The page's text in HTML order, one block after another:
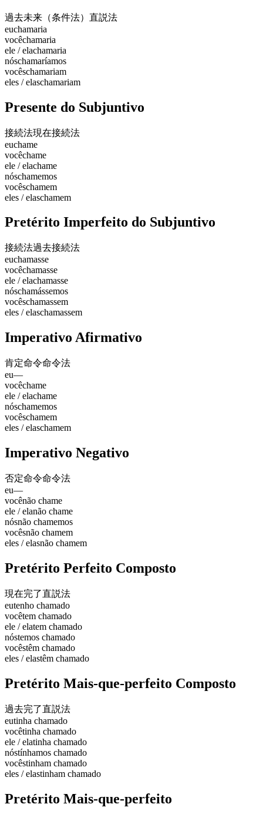
過去未来（条件法） 直説法
euchamaria
vocêchamaria
ele / elachamaria
nóschamaríamos
vocêschamariam
eles / elaschamariam
Presente do Subjuntivo
接続法現在接続法
euchame
vocêchame
ele / elachame
nóschamemos
vocêschamem
eles / elaschamem
Pretérito Imperfeito do Subjuntivo
接続法過去接続法
euchamasse
vocêchamasse
ele / elachamasse
nóschamássemos
vocêschamassem
eles / elaschamassem
Imperativo Afirmativo
肯定命令命令法
eu—
vocêchame
ele / elachame
nóschamemos
vocêschamem
eles / elaschamem
Imperativo Negativo
否定命令命令法
eu—
vocênão chame
ele / elanão chame
nósnão chamemos
vocêsnão chamem
eles / elasnão chamem
Pretérito Perfeito Composto
現在完了直説法
eutenho chamado
vocêtem chamado
ele / elatem chamado
nóstemos chamado
vocêstêm chamado
eles / elastêm chamado
Pretérito Mais-que-perfeito Composto
過去完了直説法
eutinha chamado
vocêtinha chamado
ele / elatinha chamado
nóstínhamos chamado
vocêstinham chamado
eles / elastinham chamado
Pretérito Mais-que-perfeito